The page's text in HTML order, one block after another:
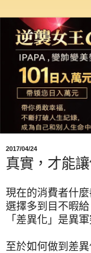
2017/04/24
真實，才能
現在的消費者什
選擇多到目不暇給
「差異化」是異
至於如何做到差異